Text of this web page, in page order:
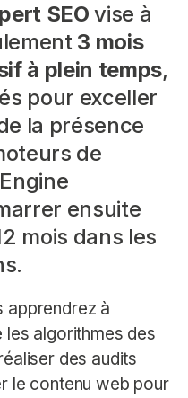
SEO vise à
3 mois
à plein temps,
pour exceller
la présence
de
ensuite
mois dans les
apprendrez à
algorithmes des
des audits
le contenu web pour